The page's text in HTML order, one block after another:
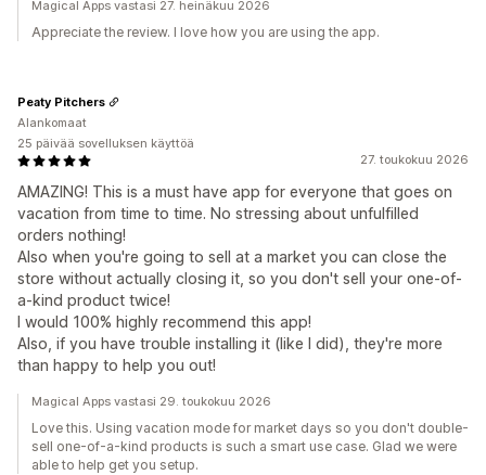
Magical Apps vastasi 27. heinäkuu 2026
Appreciate the review. I love how you are using the app.
27. toukokuu 2026
AMAZING! This is a must have app for everyone that goes on
vacation from time to time. No stressing about unfulfilled
orders nothing!
Also when you're going to sell at a market you can close the
store without actually closing it, so you don't sell your one-of-
a-kind product twice!
I would 100% highly recommend this app!
Also, if you have trouble installing it (like I did), they're more
than happy to help you out!
Peaty Pitchers
Alankomaat
25 päivää sovelluksen käyttöä
Magical Apps vastasi 29. toukokuu 2026
Love this. Using vacation mode for market days so you don't double-
sell one-of-a-kind products is such a smart use case. Glad we were
able to help get you setup.